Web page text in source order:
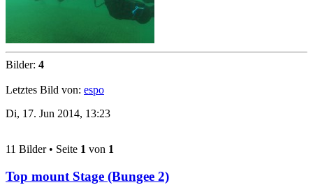
Bilder: 4
Letztes Bild von: espo
Di, 17. Jun 2014, 13:23
11 Bilder • Seite 1 von 1
Top mount Stage (Bungee 2)